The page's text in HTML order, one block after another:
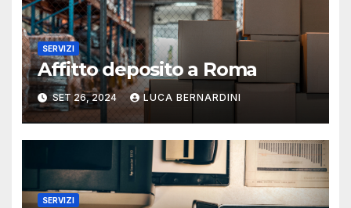
SERVIZI
Affitto deposito a Roma
SET 26, 2024 LUCA BERNARDINI
SERVIZI